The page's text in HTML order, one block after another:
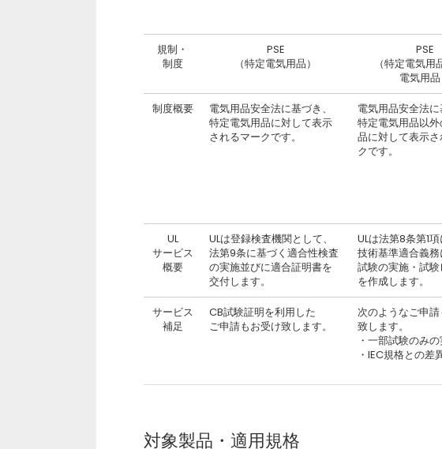
規制・
制度
PSE
（特定電気用品）
PSE
（特定電気用
電気用品
制度概要
電気用品安全法に基づき、
特定電気用品に対して表示
されるマークです。
電気用品安全法に
特定電気用品以
品に対して表示
クです。
UL
サービス
概要
ULは登録検査機関として、
法第9条に基づく適合性検査
の実施並びに適合証明書を
交付します。
ULは法第8条第1項
技術基準適合義
試験の実施・試験
を作成します。
サービス
補足
CB試験証明を利用した
ご申請もお受け致します。
次のようなご申
致します。
・一部試験のみ
・IEC規格との差
対象製品・適用規格